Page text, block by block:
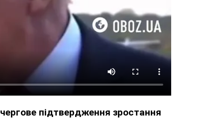
чергове підтвердження зростання